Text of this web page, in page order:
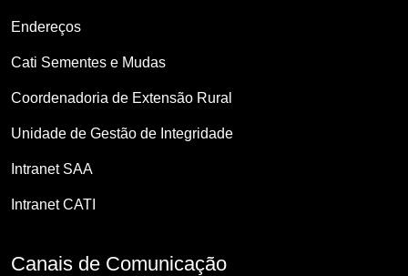
Endereços
Cati Sementes e Mudas
Coordenadoria de Extensão Rural
Unidade de Gestão de Integridade
Intranet SAA
Intranet CATI
Canais de Comunicação